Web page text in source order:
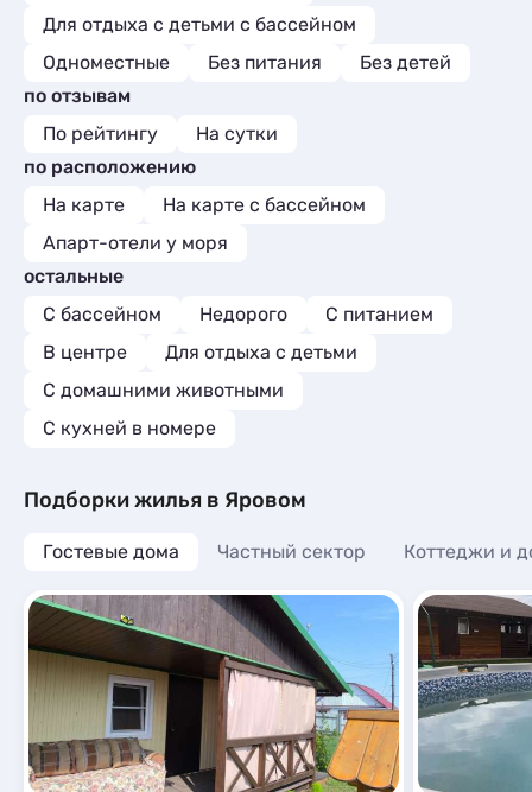
Для отдыха с детьми с бассейном
Одноместные
Без питания
Без детей
по отзывам
По рейтингу
На сутки
по расположению
На карте
На карте с бассейном
Апарт-отели у моря
остальные
С бассейном
Недорого
С питанием
В центре
Для отдыха с детьми
С домашними животными
C кухней в номере
Подборки жилья в Яровом
Гостевые дома Частный сектор Коттеджи и